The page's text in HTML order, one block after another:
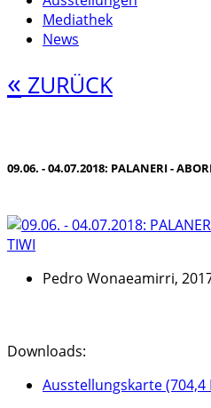
Mediathek
News
« ZURÜCK
09.06. - 04.07.2018: PALANERI -
Pedro Wonaeamirri,
Downloads:
Ausstellungskarte (704,4